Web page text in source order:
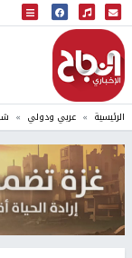
البث المباشر
إذاعة النجاح
الرئيسية عربي ودولي